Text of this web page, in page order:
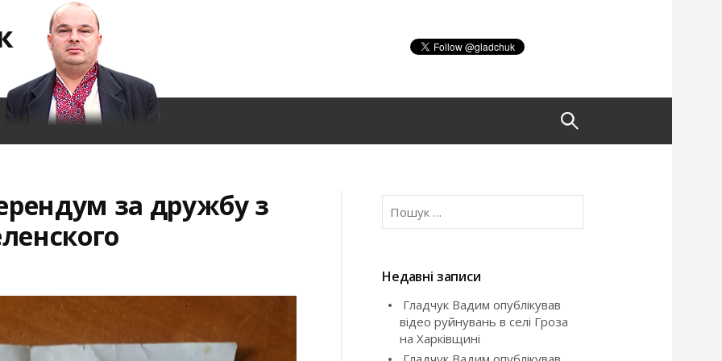
П
к
:
за дружбу з
П
кНедавні записи
Гладчук Вадим опублікував
відео руйнувань в селі Гроза
на Харківщині